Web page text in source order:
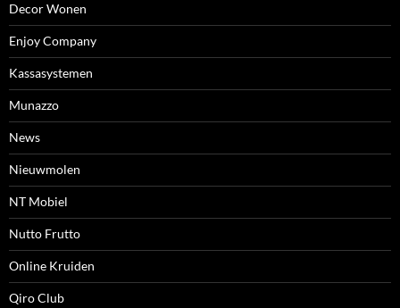
Decor Wonen
Enjoy Company
Kassasystemen
Munazzo
News
Nieuwmolen
NT Mobiel
Nutto Frutto
Online Kruiden
Qiro Club